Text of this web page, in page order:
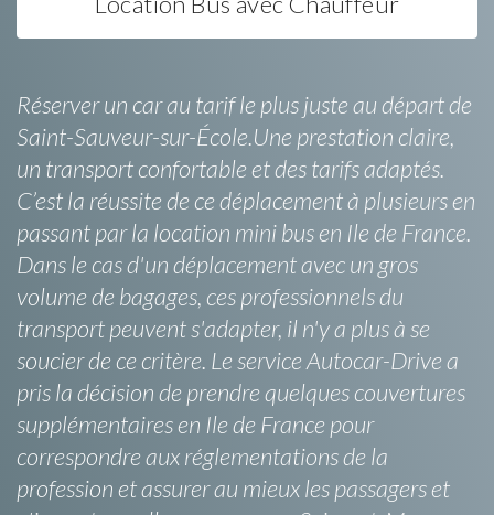
Réserver un car au tarif le plus juste au départ de
Saint-Sauveur-sur-École.Une prestation claire,
un transport confortable et des tarifs adaptés.
C’est la réussite de ce déplacement à plusieurs en
passant par la location mini bus en Ile de France.
Dans le cas d'un déplacement avec un gros
volume de bagages, ces professionnels du
transport peuvent s'adapter, il n'y a plus à se
soucier de ce critère. Le service Autocar-Drive a
pris la décision de prendre quelques couvertures
supplémentaires en Ile de France pour
correspondre aux réglementations de la
profession et assurer au mieux les passagers et